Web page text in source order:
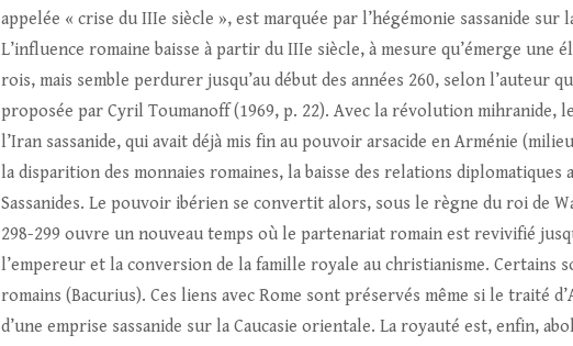
appelée « crise du IIIe siècle », est marquée par l’hégémonie sassanide sur
L’influence romaine baisse à partir du IIIe siècle, à mesure qu’émerge une
rois, mais semble perdurer jusqu’au début des années 260, selon l’auteur
proposée par Cyril Toumanoff (1969, p. 22). Avec la révolution mihranide,
l’Iran sassanide, qui avait déjà mis fin au pouvoir arsacide en Arménie
la disparition des monnaies romaines, la baisse des relations diplomatiques
Sassanides. Le pouvoir ibérien se convertit alors, sous le règne du roi de
298-299 ouvre un nouveau temps où le partenariat romain est revivifié
l’empereur et la conversion de la famille royale au christianisme. Certains
romains (Bacurius). Ces liens avec Rome sont préservés même si le traité
d’une emprise sassanide sur la Caucasie orientale. La royauté est, enfin,